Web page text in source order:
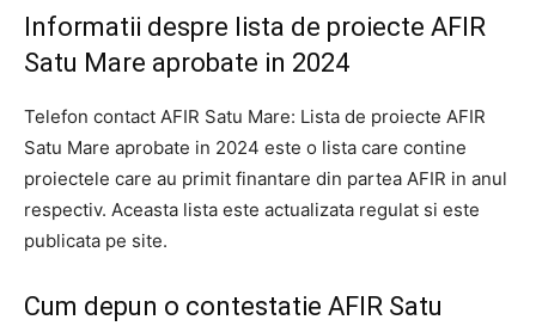
Informatii despre lista de proiecte AFIR
Satu Mare aprobate in 2024
Telefon contact AFIR Satu Mare: Lista de proiecte AFIR
Satu Mare aprobate in 2024 este o lista care contine
proiectele care au primit finantare din partea AFIR in anul
respectiv. Aceasta lista este actualizata regulat si este
publicata pe site.
Cum depun o contestatie AFIR Satu